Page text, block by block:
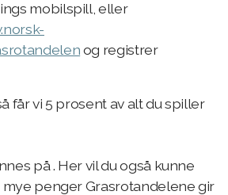
mobilspill, eller
og registrer
får vi 5 prosent av alt du spiller
på. Her vil du også kunne
penger Grasrotandelene gir